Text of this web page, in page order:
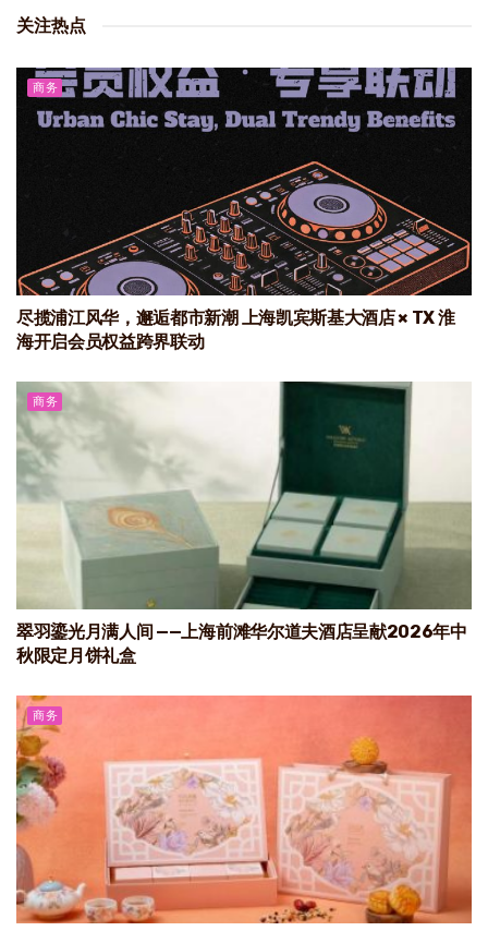
关注热点
商务
尽揽浦江风华，邂逅都市新潮 上海凯宾斯基大酒店 × TX 淮
海开启会员权益跨界联动
商务
翠羽鎏光月满人间 ——上海前滩华尔道夫酒店呈献2026年中
秋限定月饼礼盒
商务